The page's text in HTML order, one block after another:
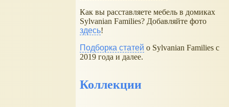
Как вы расставляете мебель в домиках
Sylvanian Families? Добавляйте фото
здесь!
Подборка статей о Sylvanian Families с
2019 года и далее.
Коллекции